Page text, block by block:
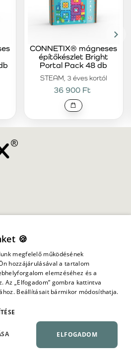
STEAM, 3 éves kortól
CONNETIX® mágneses
építőkészlet Bright
Portal Pack 48 db
36 900 Ft
©
🍪
megfelelő működésének
hozzájárulásával a tartalom
elemzéséhez és a
Az „Elfogadom” gombra kattintva
Beállításait bármikor módosíthatja.
ELFOGADOM